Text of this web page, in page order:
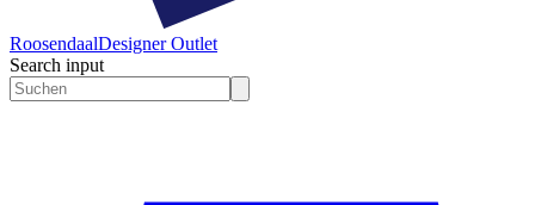
RoosendaalDesigner Outlet
Search input